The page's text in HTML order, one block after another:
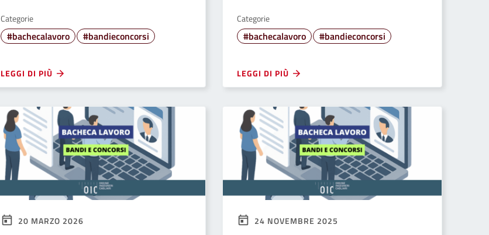
Categorie
#bachecalavoro #bandieconcorsi
LEGGI DI PIÙ
Categorie
#bachecalavoro #bandieconcorsi
LEGGI DI PIÙ
20 MARZO 2026 24 NOVEMBRE 2025